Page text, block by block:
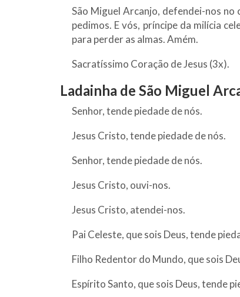
São Miguel Arcanjo, defendei-nos
pedimos. E vós, príncipe da milícia
para perder as almas. Amém.
Sacratíssimo Coração de Jesus (3x).
Ladainha de São Miguel
Senhor, tende piedade de nós.
Jesus Cristo, tende piedade de nós.
Senhor, tende piedade de nós.
Jesus Cristo, ouvi-nos.
Jesus Cristo, atendei-nos.
Pai Celeste, que sois Deus, tende
Filho Redentor do Mundo, que sois
Espírito Santo, que sois Deus, tende